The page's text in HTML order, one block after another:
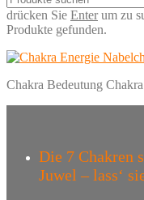
drücken Sie Enterum zu
Produkte gefunden.
Chakra Bedeutung
Die 7 Chakren
Juwel – lass‘